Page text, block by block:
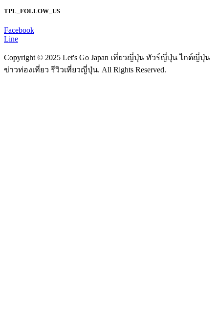
TPL_FOLLOW_US
Facebook
Line
Copyright © 2025 Let's Go Japan เที่ยวญี่ปุ่น ทัวร์ญี่ปุ่น ไกด์ญี่ปุ่น
ข่าวท่องเที่ยว รีวิวเที่ยวญี่ปุ่น. All Rights Reserved.